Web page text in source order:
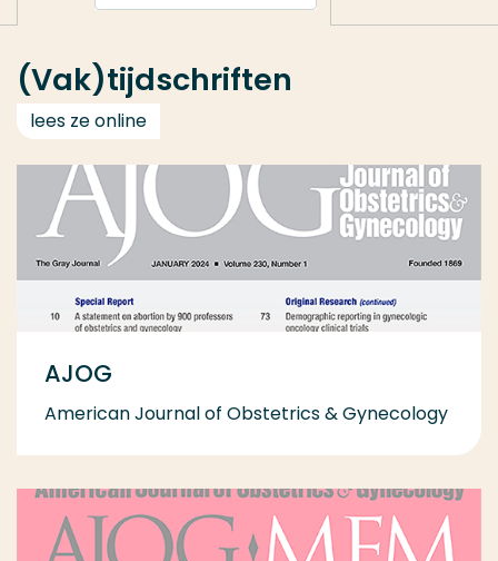
(Vak)tijdschriften
lees ze online
AJOG
American Journal of Obstetrics & Gynecology